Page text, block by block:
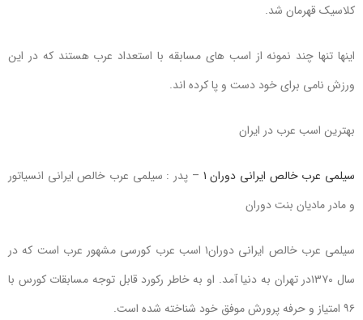
کلاسیک قهرمان شد.
اینها تنها چند نمونه از اسب های مسابقه با استعداد عرب هستند که در این
ورزش نامی برای خود دست و پا کرده اند.
بهترین اسب عرب در ایران
سیلمی عرب خالص ایرانی دوران ۱
– پدر : سیلمی عرب خالص ایرانی انسیاتور
و مادر مادیان بنت دوران
سیلمی عرب خالص ایرانی دوران۱ اسب عرب کورسی مشهور عرب است که در
سال ۱۳۷۰در تهران به دنیا آمد. او به خاطر رکورد قابل توجه مسابقات کورس با
۹۶ امتیاز و حرفه پرورش موفق خود شناخته شده است.